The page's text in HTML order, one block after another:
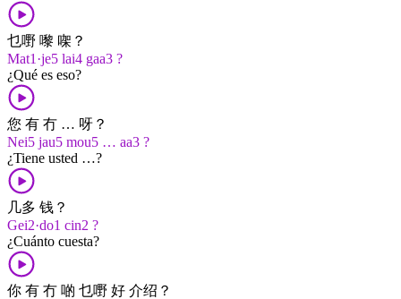
乜嘢 嚟 㗎？
Mat1·je5 lai4 gaa3 ?
¿Qué es eso?
您 有 冇 … 呀？
Nei5 jau5 mou5 … aa3 ?
¿Tiene usted …?
几多 钱？
Gei2·do1 cin2 ?
¿Cuánto cuesta?
你 有 冇 啲 乜嘢 好 介绍？